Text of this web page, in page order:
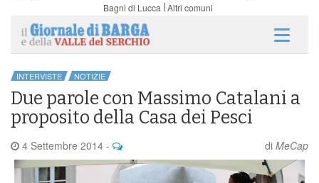
Bagni di Lucca Altri comuni
INTERVISTE NOTIZIE
Due parole con Massimo Catalani a
proposito della Casa dei Pesci
4 Settembre 2014 - di MeCap